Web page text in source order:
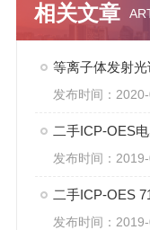
相关文章
等离子体发射
发布时间：
发布时间：
发布时间：